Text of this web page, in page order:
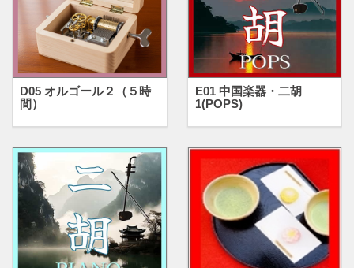
D05 オルゴール２（５時
間）
E01 中国楽器・二胡
1(POPS)